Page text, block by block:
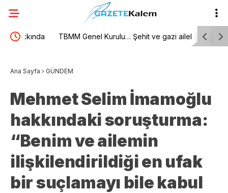
TBMM Genel Kurulu… Şehit ve gazi ailelerine İzlanda,
Ana Sayfa › GÜNDEM
Mehmet Selim İmamoğlu
hakkındaki soruşturma:
“Benim ve ailemin
ilişkilendirildiği en ufak
bir suçlamayı bile kabul